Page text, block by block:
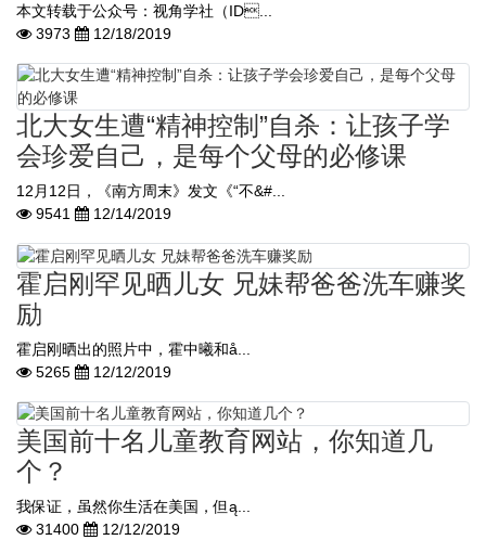
本文转载于公众号：视角学社（ID...
3973
12/18/2019
北大女生遭“精神控制”自杀：让孩子学
会珍爱自己，是每个父母的必修课
12月12日，《南方周末》发文《“不&#...
9541
12/14/2019
霍启刚罕见晒儿女 兄妹帮爸爸洗车赚奖
励
霍启刚晒出的照片中，霍中曦和å...
5265
12/12/2019
美国前十名儿童教育网站，你知道几
个？
我保证，虽然你生活在美国，但ą...
31400
12/12/2019